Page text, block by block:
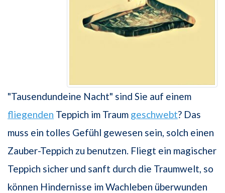
"Tausendundeine Nacht" sind Sie auf einem
fliegenden Teppich im Traum geschwebt? Das
muss ein tolles Gefühl gewesen sein, solch einen
Zauber-Teppich zu benutzen. Fliegt ein magischer
Teppich sicher und sanft durch die Traumwelt, so
können Hindernisse im Wachleben überwunden